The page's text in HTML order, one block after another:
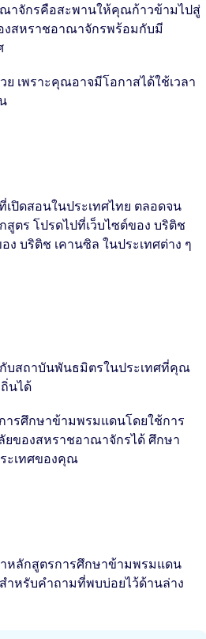
าจักรคือสะพานให้คุณก้าวข้ามไปสู่
สหราชอาณาจักรพร้อมกับมี
เพราะคุณอาจมีโอกาสได้ใช้เวลา
ปิดสอนในประเทศไทย ตลอดจน
ร โปรดไปที่เว็บไซต์ของ บริติช
ง บริติช เคานซิล ในประเทศต่าง ๆ
บสถาบันพันธมิตรในประเทศที่คุณ
นได้
รศึกษาข้ามพรมแดนโดยใช้การ
ยของสหราชอาณาจักรได้ ศึกษา
ะเทศของคุณ
หลักสูตรการศึกษาข้ามพรมแดน
ำหรับคำถามที่พบบ่อยไว้ด้านล่าง